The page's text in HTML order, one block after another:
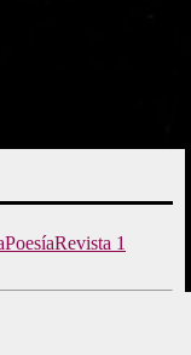
PoesíaRevista 1